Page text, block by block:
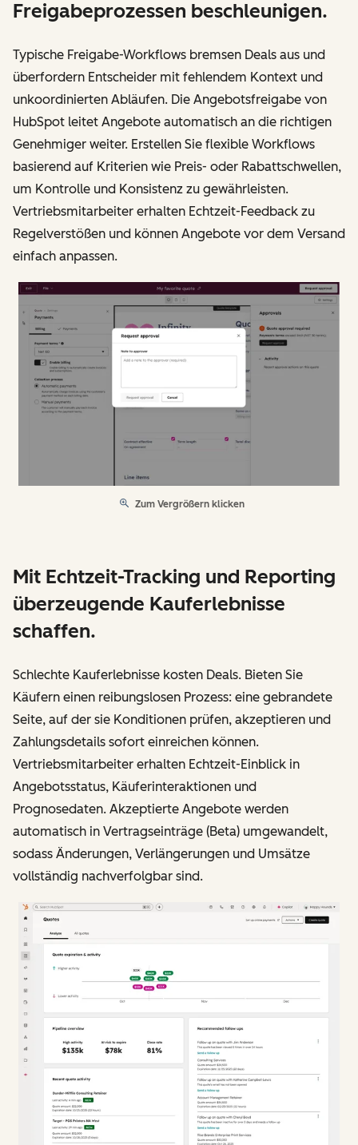
Freigabeprozessen beschleunigen.
Typische Freigabe-Workflows bremsen Deals aus und
überfordern Entscheider mit fehlendem Kontext und
unkoordinierten Abläufen. Die Angebotsfreigabe von
HubSpot leitet Angebote automatisch an die richtigen
Genehmiger weiter. Erstellen Sie flexible Workflows
basierend auf Kriterien wie Preis- oder Rabattschwellen,
um Kontrolle und Konsistenz zu gewährleisten.
Vertriebsmitarbeiter erhalten Echtzeit-Feedback zu
Regelverstößen und können Angebote vor dem Versand
einfach anpassen.
Zum Vergrößern klicken
Mit Echtzeit-Tracking und Reporting
überzeugende Kauferlebnisse
schaffen.
Schlechte Kauferlebnisse kosten Deals. Bieten Sie
Käufern einen reibungslosen Prozess: eine gebrandete
Seite, auf der sie Konditionen prüfen, akzeptieren und
Zahlungsdetails sofort einreichen können.
Vertriebsmitarbeiter erhalten Echtzeit-Einblick in
Angebotsstatus, Käuferinteraktionen und
Prognosedaten. Akzeptierte Angebote werden
automatisch in Vertragseinträge (Beta) umgewandelt,
sodass Änderungen, Verlängerungen und Umsätze
vollständig nachverfolgbar sind.